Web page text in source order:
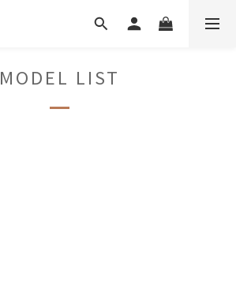
MODEL LIST